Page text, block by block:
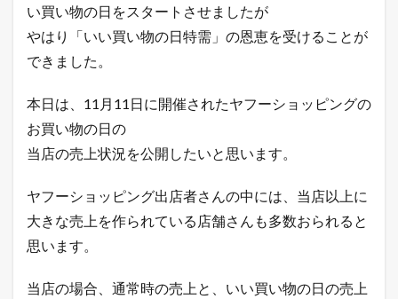
ン
グ
の
売
上
公
開
し
ま
現
在
商
い買い物の日をスタートさせましたが
やはり「いい買い物の日特需」の恩恵を受けることが
できました。
本日は、11月11日に開催されたヤフーショッピングの
お買い物の日の
当店の売上状況を公開したいと思います。
ヤフーショッピング出店者さんの中には、当店以上に
大きな売上を作られている店舗さんも多数おられると
思います。
当店の場合、通常時の売上と、いい買い物の日の売上